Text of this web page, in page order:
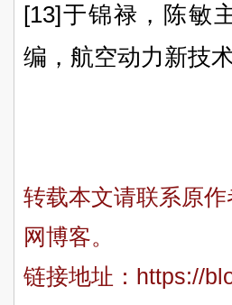
[13]于锦禄，陈敏
编，航空动力新技
转载本文请联系原
网博客。
链接地址： https://